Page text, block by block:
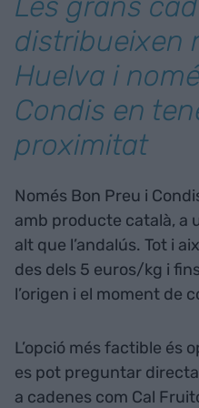
distribueixen
Huelva i
Condis en
proximitat
Només Bon Preu i
amb producte català, a
alt que l’andalús. Tot i
des dels 5 euros/kg i
l’origen i el moment de
L’opció més factible és
es pot preguntar
a cadenes com Cal